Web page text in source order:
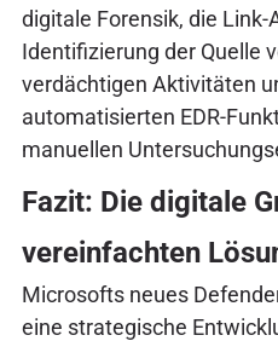
digitale Forensik, die
Identifizierung der Quelle
verdächtigen Aktivitäten
automatisierten EDR-
manuellen
Fazit: Die digitale
vereinfachten
Microsofts neues
eine strategische